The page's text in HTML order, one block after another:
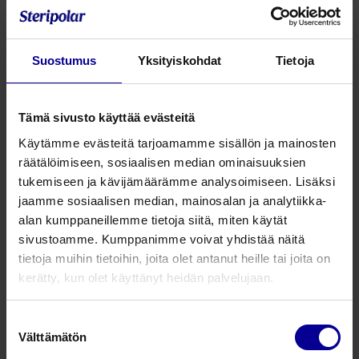
Suostumus Yksityiskohdat Tietoja
Tämä sivusto käyttää evästeitä
Käytämme evästeitä tarjoamamme sisällön ja mainosten
räätälöimiseen, sosiaalisen median ominaisuuksien
tukemiseen ja kävijämäärämme analysoimiseen. Lisäksi
jaamme sosiaalisen median, mainosalan ja analytiikka-
alan kumppaneillemme tietoja siitä, miten käytät
sivustoamme. Kumppanimme voivat yhdistää näitä
tietoja muihin tietoihin, joita olet antanut heille tai joita on
kerätty, kun olet käyttänyt heidän palvelujaan.
valinta
Välttämätön
Vasta-aiheet
Katso käyttöohjeet pakkauksesta. Käytä lääkärin
Hemodynaaminen epävakaus
Kallonsisäinen paine (ICP) > 20 mm Hg
Akuutti poskiontelontulehdus
Äskettäinen kasvo-, suu- tai kalloleikkaus tai trauma
Nenäverenvuoto
Ruokatorven kirurgia
Aktiivinen veriyskä
Hoitamaton ilmarinta
Pahoinvointia
Acapella® DM Blue -laitetta ei saa purettua osiin